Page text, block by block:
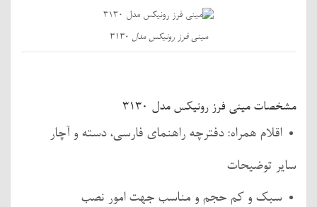
مینی فرز رونیکس مدل 3130
مشخصات مینی فرز رونیکس مدل 3130
اقلام همراه: دفترچه راهنمای فارسی، دسته و آچار
سایر توضیحات
سبک و کم حجم و مناسب جهت امور نصب